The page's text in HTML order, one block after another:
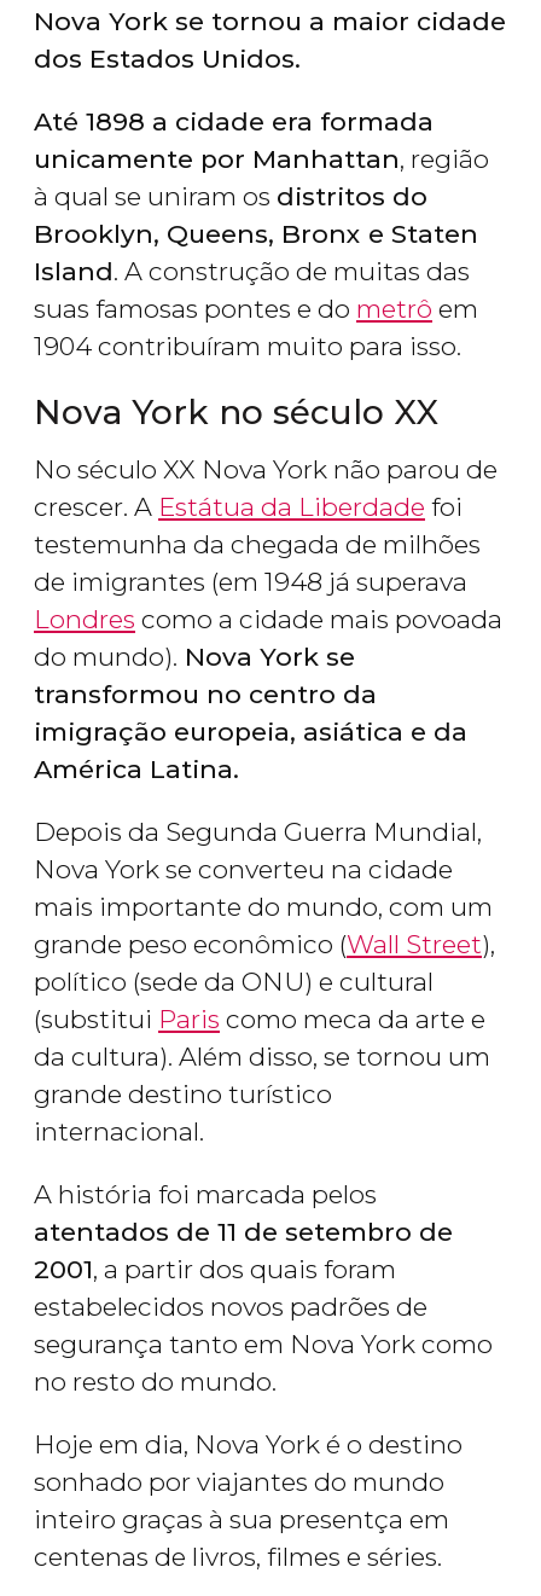
Nova York se tornou a maior cidade
dos Estados Unidos.
Até 1898 a cidade era formada
unicamente por Manhattan, região
à qual se uniram os distritos do
Brooklyn, Queens, Bronx e Staten
Island. A construção de muitas das
suas famosas pontes e do metrô em
1904 contribuíram muito para isso.
Nova York no século XX
No século XX Nova York não parou de
crescer. A Estátua da Liberdade foi
testemunha da chegada de milhões
de imigrantes (em 1948 já superava
Londres como a cidade mais povoada
do mundo). Nova York se
transformou no centro da
imigração europeia, asiática e da
América Latina.
Depois da Segunda Guerra Mundial,
Nova York se converteu na cidade
mais importante do mundo, com um
grande peso econômico (Wall Street),
político (sede da ONU) e cultural
(substitui Paris como meca da arte e
da cultura). Além disso, se tornou um
grande destino turístico
internacional.
A história foi marcada pelos
atentados de 11 de setembro de
2001, a partir dos quais foram
estabelecidos novos padrões de
segurança tanto em Nova York como
no resto do mundo.
Hoje em dia, Nova York é o destino
sonhado por viajantes do mundo
inteiro graças à sua presentça em
centenas de livros, filmes e séries.